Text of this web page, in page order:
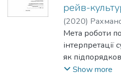
рейв-
(2020)
Олександр
Мета роботи
інтерпретації
як
Show more